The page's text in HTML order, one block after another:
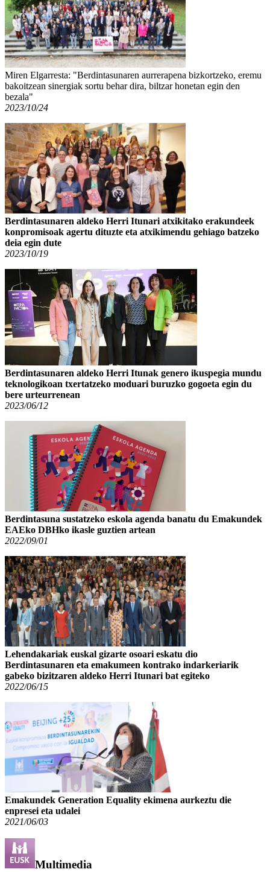
Miren Elgarresta: "Berdintasunaren aurrerapena bizkortzeko, eremu
bakoitzean sinergiak sortu behar dira, biltzar honetan egin den
bezala"
2023/10/24
Berdintasunaren aldeko Herri Itunari atxikitako erakundeek
konpromisoak agertu dituzte eta atxikimendu gehiago batzeko
deia egin dute
2023/10/19
Berdintasunaren aldeko Herri Itunak genero ikuspegia mundu
teknologikoan txertatzeko moduari buruzko gogoeta egin du
bere urteurrenean
2023/06/12
Berdintasuna sustatzeko eskola agenda banatu du Emakundek
EAEko DBHko ikasle guztien artean
2022/09/01
Lehendakariak euskal gizarte osoari eskatu dio
Berdintasunaren eta emakumeen kontrako indarkeriarik
gabeko bizitzaren aldeko Herri Itunari bat egiteko
2022/06/15
Emakundek Generation Equality ekimena aurkeztu die
enpresei eta udalei
2021/06/03
Multimedia